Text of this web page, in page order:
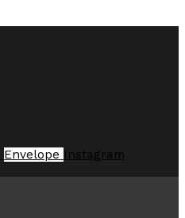
Envelope Instagram